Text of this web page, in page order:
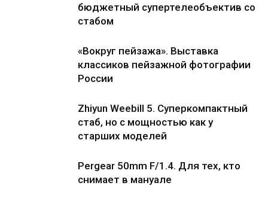
бюджетный супертелеобъектив со
стабом
«Вокруг пейзажа». Выставка
классиков пейзажной фотографии
России
Zhiyun Weebill 5. Cуперкомпактный
стаб, но с мощностью как у
старших моделей
Pergear 50mm F/1.4. Для тех, кто
снимает в мануале